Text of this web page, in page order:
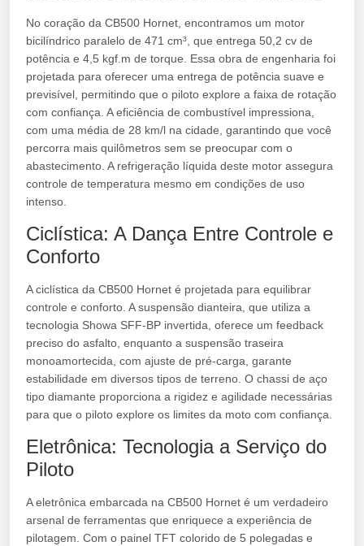
No coração da CB500 Hornet, encontramos um motor
bicilíndrico paralelo de 471 cm³, que entrega 50,2 cv de
potência e 4,5 kgf.m de torque. Essa obra de engenharia foi
projetada para oferecer uma entrega de potência suave e
previsível, permitindo que o piloto explore a faixa de rotação
com confiança. A eficiência de combustível impressiona,
com uma média de 28 km/l na cidade, garantindo que você
percorra mais quilômetros sem se preocupar com o
abastecimento. A refrigeração líquida deste motor assegura
controle de temperatura mesmo em condições de uso
intenso.
Ciclística: A Dança Entre Controle e
Conforto
A ciclística da CB500 Hornet é projetada para equilibrar
controle e conforto. A suspensão dianteira, que utiliza a
tecnologia Showa SFF-BP invertida, oferece um feedback
preciso do asfalto, enquanto a suspensão traseira
monoamortecida, com ajuste de pré-carga, garante
estabilidade em diversos tipos de terreno. O chassi de aço
tipo diamante proporciona a rigidez e agilidade necessárias
para que o piloto explore os limites da moto com confiança.
Eletrônica: Tecnologia a Serviço do
Piloto
A eletrônica embarcada na CB500 Hornet é um verdadeiro
arsenal de ferramentas que enriquece a experiência de
pilotagem. Com o painel TFT colorido de 5 polegadas e